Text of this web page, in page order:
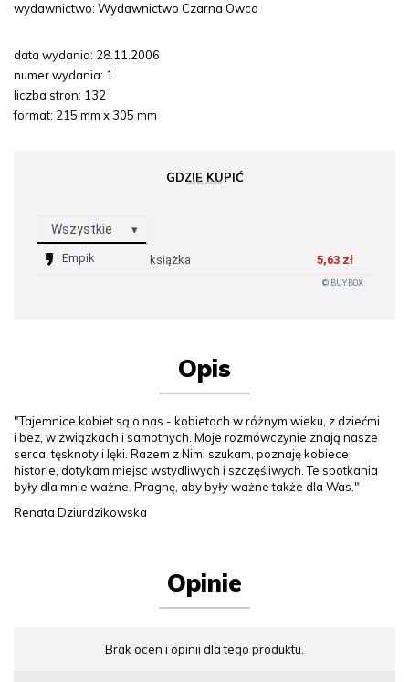
wydawnictwo: Wydawnictwo Czarna Owca
data wydania: 28.11.2006
numer wydania: 1
liczba stron: 132
format: 215 mm x 305 mm
GDZIE KUPIĆ
REKLAMA
Wszystkie
Empik książka 5,63 zł
© BUY.BOX
Opis
"Tajemnice kobiet są o nas - kobietach w różnym wieku, z dziećmi
i bez, w związkach i samotnych. Moje rozmówczynie znają nasze
serca, tęsknoty i lęki. Razem z Nimi szukam, poznaję kobiece
historie, dotykam miejsc wstydliwych i szczęśliwych. Te spotkania
były dla mnie ważne. Pragnę, aby były ważne także dla Was."
Renata Dziurdzikowska
Opinie
Brak ocen i opinii dla tego produktu.